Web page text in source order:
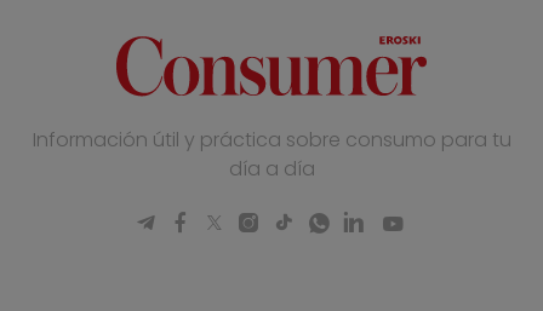
Información útil y práctica sobre consumo para tu
día a día